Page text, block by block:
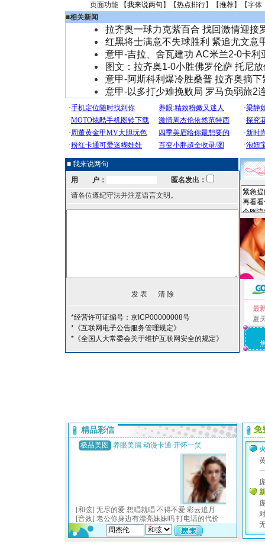
页面功能 【我来说两句 】【热点排行】【推荐】【字体
■相关新闻
拉齐奥一球力克紫百合 找回激情迎接
红黑将士满意不失球胜利 紧追尤文意
意甲-吉拉、舍瓦建功 AC米兰2-0卡利
图文：拉齐奥1-0小胜佛罗伦萨 托尼
意甲-阿斯科利爆冷胜桑普 拉齐奥摘下
意甲-以多打少难挽败局 罗马负弱旅2
■ 我来说两句
用 户：
匿名发出：
请各位遵纪守法并注意语言文明。
*经营许可证编号：京ICP00000008号
*《互联网电子公告服务管理规定》
*《全国人大常委会关于维护互联网安全的规定》
最
夏